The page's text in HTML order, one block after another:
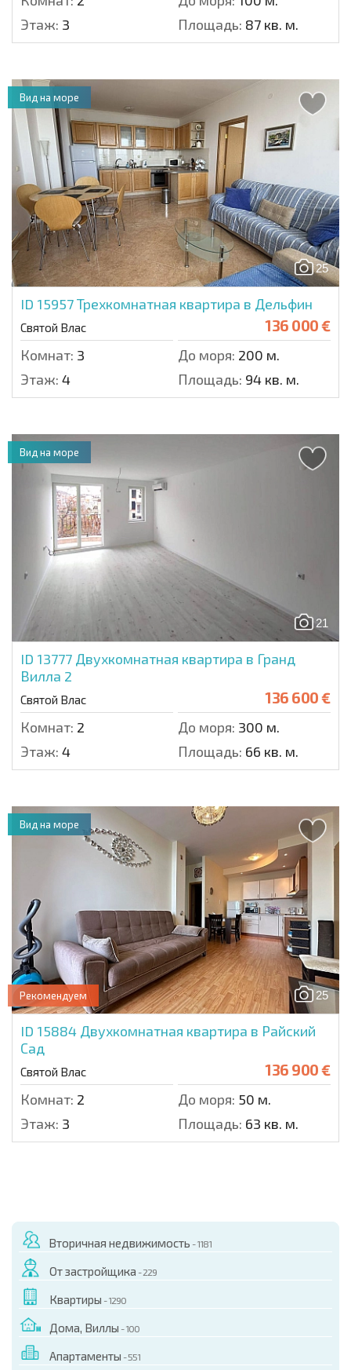
Этаж: 3 Площадь: 87 кв. м.
25
ID 15957Трехкомнатная квартира в Дельфин
Святой Влас 136 000 €
Комнат: 3 До моря: 200 м.
Этаж: 4 Площадь: 94 кв. м.
Вид на море
21
ID 13777 Двухкомнатная квартира в Гранд
Вилла 2
Святой Влас 136 600 €
Комнат: 2 До моря: 300 м.
Этаж: 4 Площадь: 66 кв. м.
Вид на море
25
Рекомендуем
ID 15884 Двухкомнатная квартира в Райский
Сад
Святой Влас 136 900 €
Комнат: 2 До моря: 50 м.
Этаж: 3 Площадь: 63 кв. м.
Вид на море
Вторичная недвижимость - 1181
От застройщика - 229
Квартиры - 1290
Дома, Виллы - 100
Апартаменты - 551